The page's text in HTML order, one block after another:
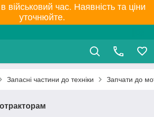
час. Наявність та ціни
уточнюйте.
Запасні частини до техніки Запчати до